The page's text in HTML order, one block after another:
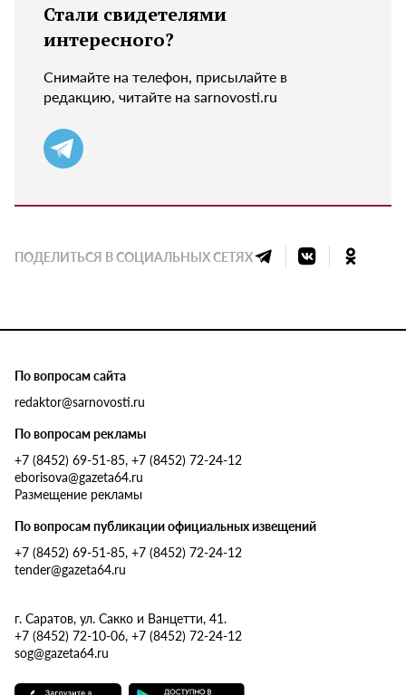
Стали свидетелями
интересного?
Снимайте на телефон, присылайте в
редакцию, читайте на sarnovosti.ru
ПОДЕЛИТЬСЯ В СОЦИАЛЬНЫХ СЕТЯХ
По вопросам сайта
redaktor@sarnovosti.ru
По вопросам рекламы
+7 (8452) 69-51-85, +7 (8452) 72-24-12
eborisova@gazeta64.ru
Размещение рекламы
По вопросам публикации официальных извещений
+7 (8452) 69-51-85, +7 (8452) 72-24-12
tender@gazeta64.ru
г. Саратов, ул. Сакко и Ванцетти, 41.
+7 (8452) 72-10-06, +7 (8452) 72-24-12
sog@gazeta64.ru